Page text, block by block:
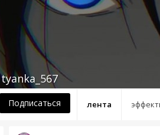
лента
tyanka_567
Подписаться